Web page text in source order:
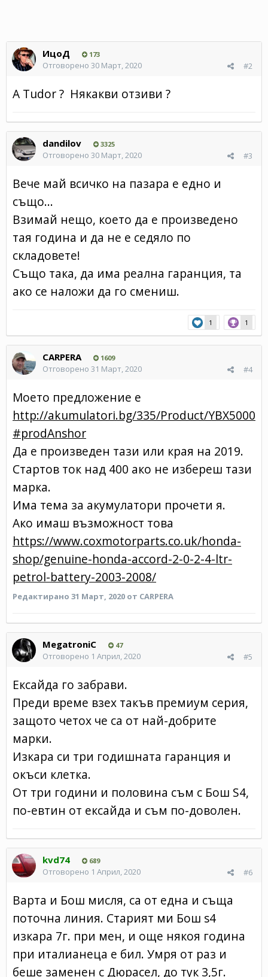
ИцоД 173
#2
Отговорено 30 Март, 2020
A Tudor ? Някакви отзиви ?
dandilov 3325
#3
Отговорено 30 Март, 2020
Вече май всичко на пазара е едно и
също...
Взимай нещо, което да е произведено
тая година и да не е седяло по
складовете!
Също така, да има реална гаранция, та
ако се наложи да го смениш.
1 1
CARPERA 1609
#4
Отговорено 31 Март, 2020
Моето предложение е
http://akumulatori.bg/335/Product/YBX5000
#prodAnshor
Да е произведен тази или края на 2019.
Стартов ток над 400 ако не избереш тази
марка.
Има тема за акумулатори прочети я.
Ако имаш възможност това
https://www.coxmotorparts.co.uk/honda-
shop/genuine-honda-accord-2-0-2-4-ltr-
petrol-battery-2003-2008/
Редактирано 31 Март, 2020 от CARPERA
MegatroniC 47
#5
Отговорено 1 Април, 2020
Ексайда го забрави.
Преди време взех такъв премиум серия,
защото четох че са от най-добрите
марки.
Изкара си три годишната гаранция и
окъси клетка.
От три години и половина съм с Бош S4,
по-евтин от ексайда и съм по-доволен.
kvd74 689
#6
Отговорено 1 Април, 2020
Варта и Бош мисля, са от една и съща
поточна линия. Старият ми Бош s4
изкара 7г. при мен, и още някоя година
при италианеца е бил. Умря от раз и
беше заменен с Дюрасел, до тук 3,5г.